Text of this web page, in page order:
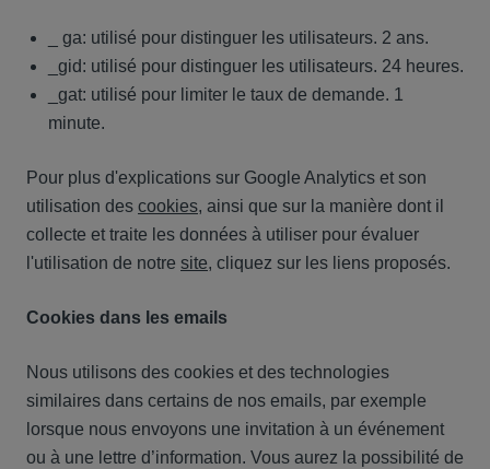
_ ga: utilisé pour distinguer les utilisateurs. 2 ans.
_gid: utilisé pour distinguer les utilisateurs. 24 heures.
_gat: utilisé pour limiter le taux de demande. 1
minute.
Pour plus d'explications sur Google Analytics et son
utilisation des cookies, ainsi que sur la manière dont il
collecte et traite les données à utiliser pour évaluer
l'utilisation de notre site, cliquez sur les liens proposés.
Cookies dans les emails
Nous utilisons des cookies et des technologies
similaires dans certains de nos emails, par exemple
lorsque nous envoyons une invitation à un événement
ou à une lettre d’information. Vous aurez la possibilité de